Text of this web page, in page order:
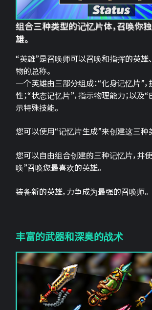
组合三种类型的记忆片体，召唤你
雄。
“英雄”是召唤师可以召唤和指挥的英雄
物的总称。
一个英雄由三部分组成：“化身记忆片”
性；“状态记忆片”，指示物理能力；以及
示特殊技能。
您可以使用“记忆片生成”来创建这三种
您可以自由组合创建的三种记忆片，并
唤”召唤您最喜欢的英雄。
装备新的英雄，力争成为最强的召唤师。
丰富的武器和深奥的战术